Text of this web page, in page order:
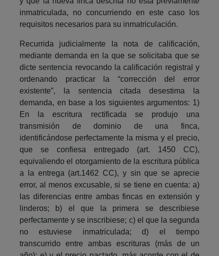
inmatriculada, no concurriendo en este caso los
requisitos necesarios para su inmatriculación.
Recurrida judicialmente la nota de calificación,
mediante demanda en la que se solicitaba que se
dicte sentencia revocando la calificación registral y
ordenando practicar la “corrección del error
existente”, la sentencia citada desestima la
demanda, en base a los siguientes argumentos: 1)
En la escritura rectificada se produjo una
transmisión de dominio de una finca,
identificándose perfectamente la misma y el precio,
que se confiesa entregado (art. 1450 CC),
equivaliendo el otorgamiento de la escritura pública
a la entrega (art.1462 CC), y sin que se aprecie
error, al menos excusable, si se tiene en cuenta: a)
las diferencias entre ambas fincas en extensión y
linderos; b) el que la primera se describiese
perfectamente y se inscribiese; c) el que la segunda
no estuviese inmatriculada; d) el tiempo
transcurrido entre ambas escrituras (más de un